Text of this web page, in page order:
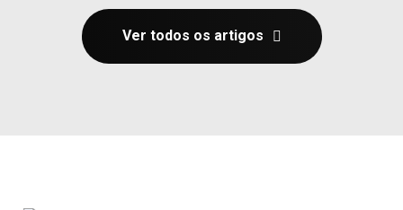
Ver todos os artigos